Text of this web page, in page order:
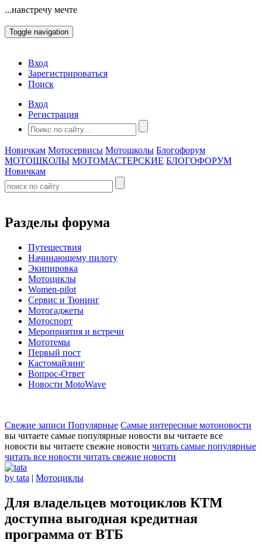
...навстречу мечте
Toggle navigation
Вход
Зарегистрироваться
Поиск
Вход
Регистрация
Новичкам Мотосервисы Мотошколы Блогофорум
МОТОШКОЛЫ МОТОМАСТЕРСКИЕ БЛОГОФОРУМ
Новичкам
Разделы форума
Путешествия
Начинающему пилоту
Экипировка
Мотоциклы
Women-pilot
Сервис и Тюнинг
Мотогаджеты
Мотоспорт
Мероприятия и встречи
Мототемы
Первый пост
Кастомайзинг
Вопрос-Ответ
Новости MotoWave
Свежие записи Популярные Самые интересные мотоновости
вы читаете самые популярные новости вы читаете все
новости вы читаете свежие новости читать самые популярные
читать все новости читать свежие новости
by tata | Мотоциклы
Для владельцев мотоциклов КТМ
доступна выгодная кредитная
программа от ВТБ